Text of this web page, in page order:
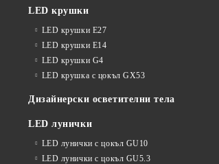
LED крушки
LED крушки E27
LED крушки E14
LED крушки G4
LED крушка с цокъл GX53
Дизайнерски осветителни тела
LED лунички
LED лунички с цокъл GU10
LED лунички с цокъл GU5.3